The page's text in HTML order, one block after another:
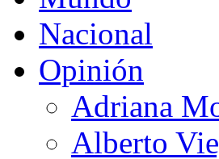
Nacional
Opinión
Adriana
Alberto